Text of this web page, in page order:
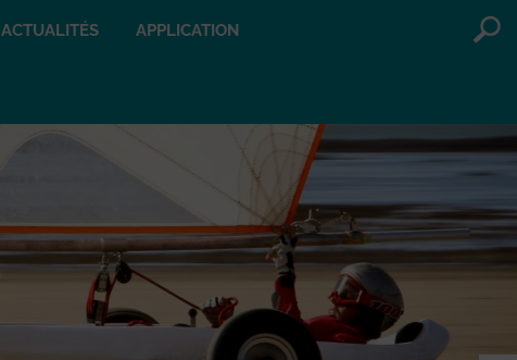
ACTUALITÉS APPLICATION